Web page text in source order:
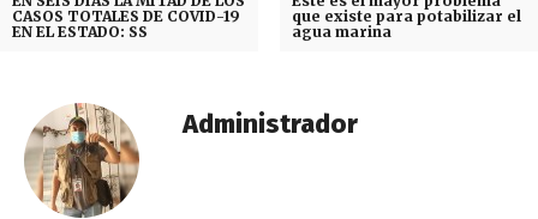
CASOS TOTALES DE COVID-19
EN EL ESTADO: SS
que existe para potabilizar el
agua marina
Administrador